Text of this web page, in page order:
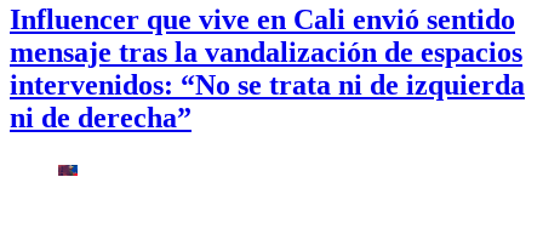
Influencer que vive en Cali envió sentido
mensaje tras la vandalización de espacios
intervenidos: “No se trata ni de izquierda
ni de derecha”